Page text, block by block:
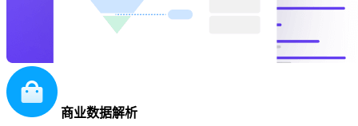
商业数据解析